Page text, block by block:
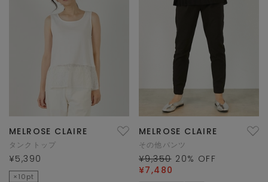
MELROSE CLAIRE
タンクトップ
¥5,390
×10pt
MELROSE CLAIRE
その他パンツ
¥9,350 20% OFF
¥7,480